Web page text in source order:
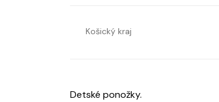
Košický kraj
Detské ponožky.